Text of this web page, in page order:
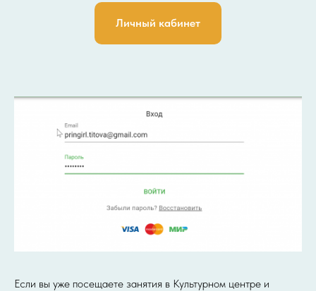
Личный кабинет
Если вы уже посещаете занятия в Культурном центре и